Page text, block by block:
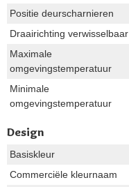
Positie deurscharnieren
Draairichting verwisselbaar
Maximale
omgevingstemperatuur
Minimale
omgevingstemperatuur
Design
Basiskleur
Commerciële kleurnaam